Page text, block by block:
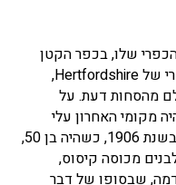
שלו, בכפר הקטן
Ayot St Lawrence, מוקף בנוף הכפרי של Hertfordshire,
מהסחות דעת. על
מקומי האחרון עלי
אדמות" ואולי התכוון גם לצריף שלו. בשנת 1906, כשהיה בן 50,
מכוסה קיסוס,
שבסופו של דבר